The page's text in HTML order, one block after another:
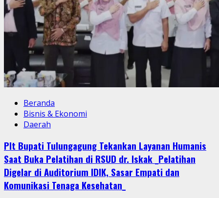
Beranda
Bisnis & Ekonomi
Daerah
Plt Bupati Tulungagung Tekankan Layanan Humanis
Saat Buka Pelatihan di RSUD dr. Iskak _Pelatihan
Digelar di Auditorium IDIK, Sasar Empati dan
Komunikasi Tenaga Kesehatan_